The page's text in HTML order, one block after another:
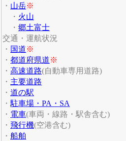
・ 山岳※
・ 火山
・ 郷土富士
交通・運航状況
・ 国道※
・ 都道府県道※
・ 高速道路(自動車専用道路)
・ 主要道路
・ 道の駅
・駐車場・PA・SA
・ 電車(車両・線路・駅舎含む)
・ 飛行機(空港含む)
・ 船舶